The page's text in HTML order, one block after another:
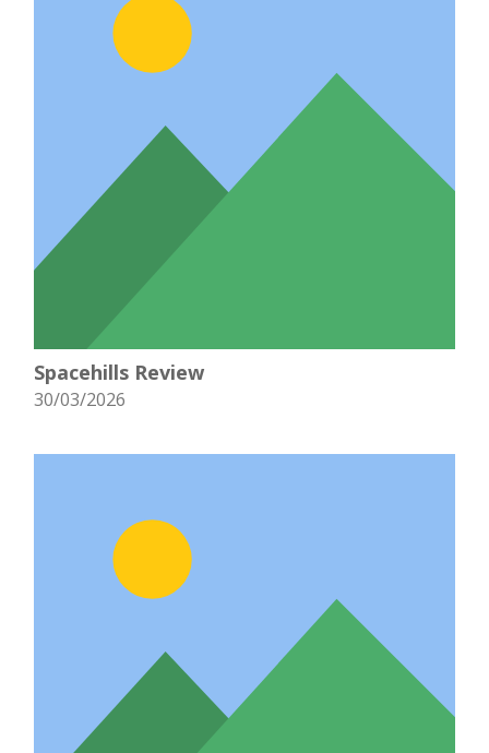
Spacehills Review
30/03/2026